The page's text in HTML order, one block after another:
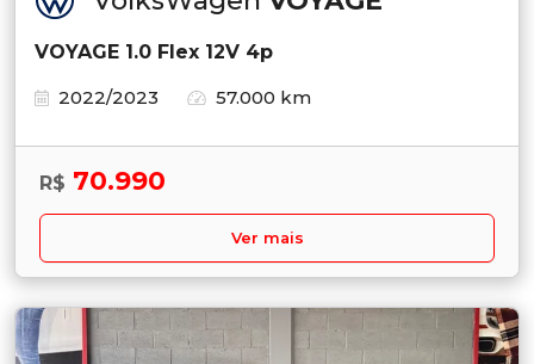
VOYAGE 1.0 Flex 12V 4p
2022/2023
57.000 km
R$ 70.990
Ver mais